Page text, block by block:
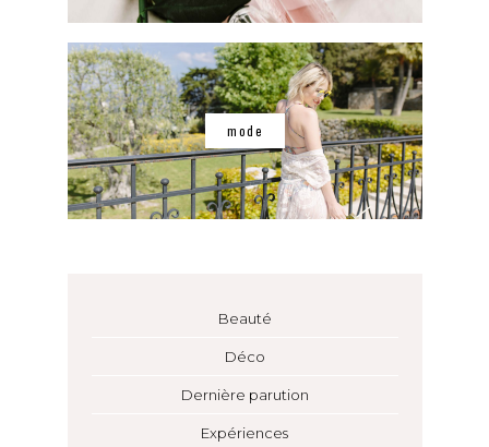
mode
Beauté
Déco
Dernière parution
Expériences